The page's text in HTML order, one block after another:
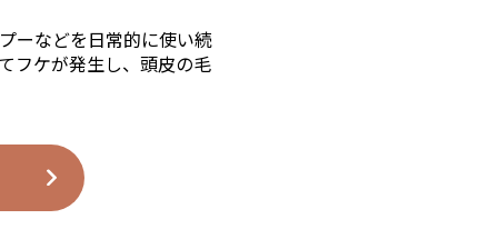
ーなどを日常的に使い続
フケが発生し、頭皮の毛